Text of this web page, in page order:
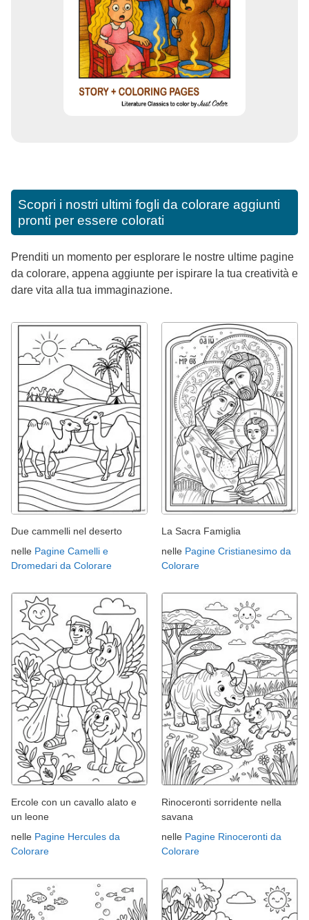
Scopri i nostri ultimi fogli da colorare aggiunti
pronti per essere colorati
Prenditi un momento per esplorare le nostre ultime pagine
da colorare, appena aggiunte per ispirare la tua creatività e
dare vita alla tua immaginazione.
Due cammelli nel deserto
nelle Pagine Camelli e
Dromedari da Colorare
La Sacra Famiglia
nelle Pagine Cristianesimo da
Colorare
Ercole con un cavallo alato e
un leone
nelle Pagine Hercules da
Colorare
Rinoceronti sorridente nella
savana
nelle Pagine Rinoceronti da
Colorare